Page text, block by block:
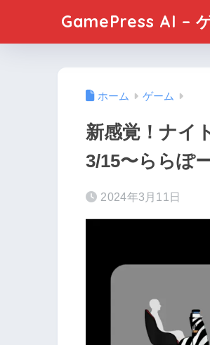
GamePress AI –
ホーム ゲーム
新感覚！ナイ
3/15〜ららぽ
2024年3月11日